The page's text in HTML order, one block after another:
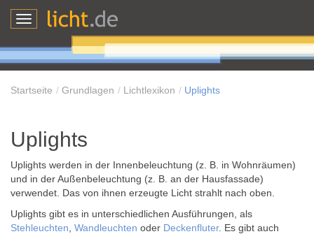
Toggle
Startseite Grundlagen Lichtlexikon Uplights
Uplights
Uplights werden in der Innenbeleuchtung (z. B. in Wohnräumen)
und in der Außenbeleuchtung (z. B. an der Hausfassade)
verwendet. Das von ihnen erzeugte Licht strahlt nach oben.
Uplights gibt es in unterschiedlichen Ausführungen, als
Stehleuchten Wandleuchten oder Deckenfluter. Es gibt auch